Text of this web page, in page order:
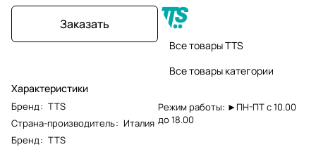
Заказать
Характеристики
Бренд: TTS
Страна-производитель: Италия
Бренд: TTS
Все товары TTS
Все товары категории
Режим работы: ►ПН-ПТ с 10.00
до 18.00